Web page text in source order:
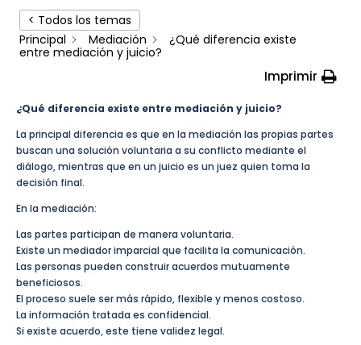
< Todos los temas
Principal
Mediación
¿Qué diferencia existe
entre mediación y juicio?
Imprimir
¿Qué diferencia existe entre mediación y juicio?
La principal diferencia es que en la mediación las propias partes
buscan una solución voluntaria a su conflicto mediante el
diálogo, mientras que en un juicio es un juez quien toma la
decisión final.
En la mediación:
Las partes participan de manera voluntaria.
Existe un mediador imparcial que facilita la comunicación.
Las personas pueden construir acuerdos mutuamente
beneficiosos.
El proceso suele ser más rápido, flexible y menos costoso.
La información tratada es confidencial.
Si existe acuerdo, este tiene validez legal.